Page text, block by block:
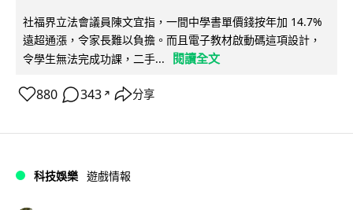
社福界立法會議員陳文宜指，一間中學書單價錢按年加 14.7%
遠超通漲，令家長難以負擔。而且電子教材啟動碼這項設計，
令學生無法完成功課，二手...
閱讀全文
880 343 ↗ 分享
科技娛樂 遊戲情報